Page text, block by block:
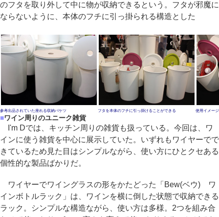
のフタを取り外して中に物が収納できるという。フタが邪魔に
ならないように、本体のフチに引っ掛られる構造とした
参考出品されていた座れる収納バケツ フタを本体のフチに引っ掛けることができる 使用イメージ
■ワイン周りのユニーク雑貨
I'm Dでは、キッチン周りの雑貨も扱っている。今回は、ワ
インに使う雑貨を中心に展示していた。いずれもワイヤーでで
きているため見た目はシンプルながら、使い方にひとクセある
個性的な製品ばかりだ。
ワイヤーでワイングラスの形をかたどった「Bew(ベウ) ワ
インボトルラック」は、ワインを横に倒した状態で収納できる
ラック。シンプルな構造ながら、使い方は多様。2つを組み合